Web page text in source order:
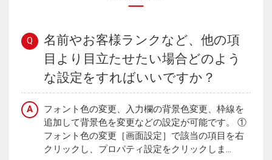
Q
名前やお客様ランクなど、他の項
目より目立たせたい場合どのよう
な設定をすればいいですか？
A
フォント色の変更、入力欄の背景色変更、枠線を
追加して背景色を変更などの設定が可能です。 ①
フォント色の変更［画面設定］で該当の項目を右
クリックし、プロパティ設定をクリックしま...